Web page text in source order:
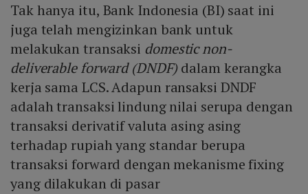
Tak hanya itu, Bank Indonesia (BI) saat ini
juga telah mengizinkan bank untuk
melakukan transaksi domestic non-
deliverable forward (DNDF)dalam kerangka
kerja sama LCS. Adapun ransaksi DNDF
adalah transaksi lindung nilai serupa dengan
transaksi derivatif valuta asing asing
terhadap rupiah yang standar berupa
transaksi forward dengan mekanisme fixing
yang dilakukan di pasar